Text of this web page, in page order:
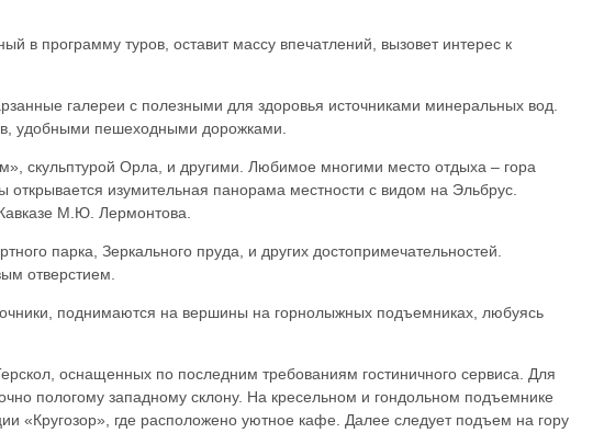
в программу туров, оставит массу впечатлений, вызовет интерес к
галереи с полезными для здоровья источниками минеральных вод.
удобными пешеходными дорожками.
скульптурой Орла, и другими. Любимое многими место отдыха – гора
изумительная панорама местности с видом на Эльбрус.
М.Ю. Лермонтова.
парка, Зеркального пруда, и других достопримечательностей.
отверстием.
поднимаются на вершины на горнолыжных подъемниках, любуясь
оснащенных по последним требованиям гостиничного сервиса. Для
пологому западному склону. На кресельном и гондольном подъемнике
«Кругозор», где расположено уютное кафе. Далее следует подъем на гору